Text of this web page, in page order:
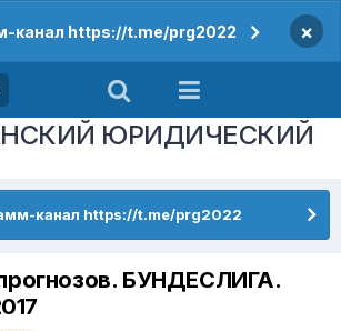
канал https://t.me/prg2022 ×
ЮРИДИЧЕСКИЙ
канал https://t.me/prg2022
БУНДЕСЛИГА.